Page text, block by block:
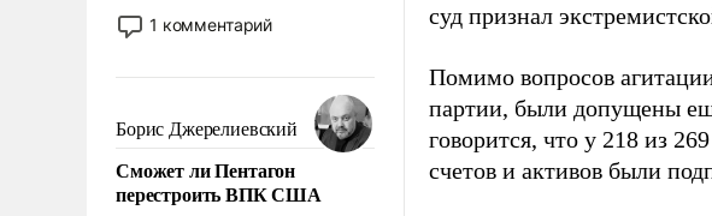
применение которых уже
стало обыденностью. Задача по
сложна и амбициозна. Однако
и ее реализация радикально
поднимет наши боевые
возможности.
1 комментарий
Борис Джерелиевский
Сможет ли Пентагон
перестроить ВПК США
суд признал
Помимо вопросов
партии, были допущены
говорится, что у 218 из
счетов и активов были